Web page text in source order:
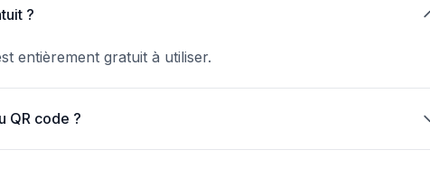
?
entièrement gratuit à utiliser.
QR code ?